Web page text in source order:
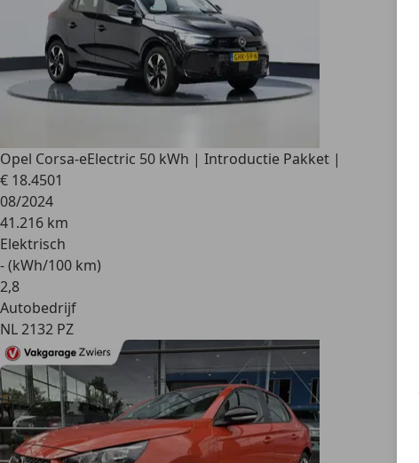
Opel Corsa-eElectric 50 kWh | Introductie Pakket |
€ 18.4501
08/2024
41.216 km
Elektrisch
- (kWh/100 km)
2,8
Autobedrijf
NL 2132 PZ